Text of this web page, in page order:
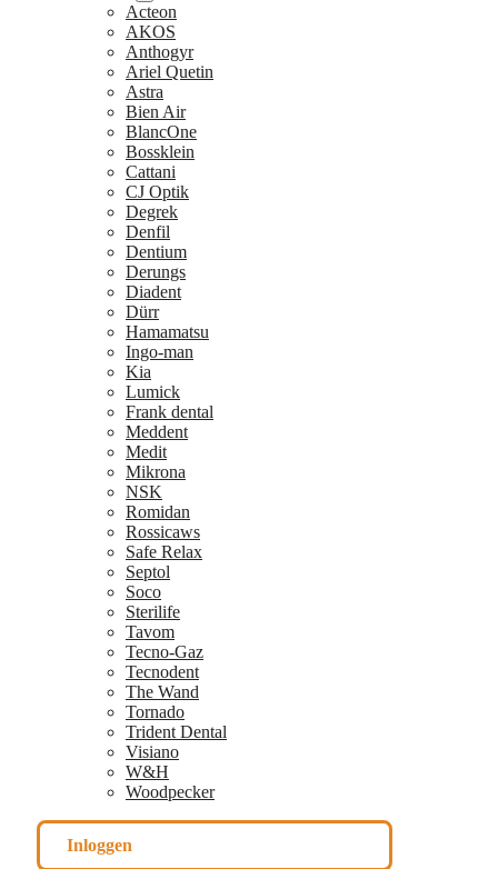
Acteon
AKOS
Anthogyr
Ariel Quetin
Astra
Bien Air
BlancOne
Bossklein
Cattani
CJ Optik
Degrek
Denfil
Dentium
Derungs
Diadent
Dürr
Hamamatsu
Ingo-man
Kia
Lumick
Frank dental
Meddent
Medit
Mikrona
NSK
Romidan
Rossicaws
Safe Relax
Septol
Soco
Sterilife
Tavom
Tecno-Gaz
Tecnodent
The Wand
Tornado
Trident Dental
Visiano
W&H
Woodpecker
Inloggen